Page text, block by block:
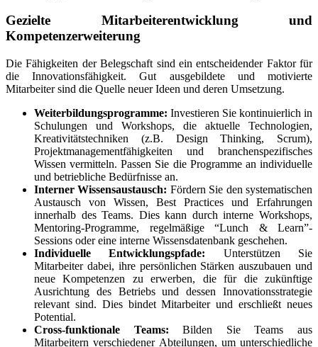
Gezielte Mitarbeiterentwicklung und
Kompetenzerweiterung
Die Fähigkeiten der Belegschaft sind ein entscheidender Faktor für
die Innovationsfähigkeit. Gut ausgebildete und motivierte
Mitarbeiter sind die Quelle neuer Ideen und deren Umsetzung.
Weiterbildungsprogramme: Investieren Sie kontinuierlich in
Schulungen und Workshops, die aktuelle Technologien,
Kreativitätstechniken (z.B. Design Thinking, Scrum),
Projektmanagementfähigkeiten und branchenspezifisches
Wissen vermitteln. Passen Sie die Programme an individuelle
und betriebliche Bedürfnisse an.
Interner Wissensaustausch: Fördern Sie den systematischen
Austausch von Wissen, Best Practices und Erfahrungen
innerhalb des Teams. Dies kann durch interne Workshops,
Mentoring-Programme, regelmäßige “Lunch & Learn”-
Sessions oder eine interne Wissensdatenbank geschehen.
Individuelle Entwicklungspfade: Unterstützen Sie
Mitarbeiter dabei, ihre persönlichen Stärken auszubauen und
neue Kompetenzen zu erwerben, die für die zukünftige
Ausrichtung des Betriebs und dessen Innovationsstrategie
relevant sind. Dies bindet Mitarbeiter und erschließt neues
Potential.
Cross-funktionale Teams: Bilden Sie Teams aus
Mitarbeitern verschiedener Abteilungen, um unterschiedliche